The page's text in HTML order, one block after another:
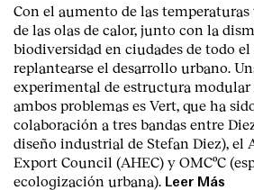
Con el aumento de las
de las olas de calor, junto con la
biodiversidad en ciudades de todo
replantearse el desarrollo urbano.
experimental de estructura modular
ambos problemas es Vert, que ha
colaboración a tres bandas entre
diseño industrial de Stefan Diez), el
Export Council (AHEC) y OMCºC
ecologización urbana). Leer Más